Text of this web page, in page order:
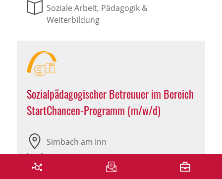
Soziale Arbeit, Pädagogik &
Weiterbildung
Sozialpädagogischer Betreuuer im Bereich
StartChancen-Programm (m/w/d)
Simbach am Inn
Soziale Arbeit, Pädagogik &